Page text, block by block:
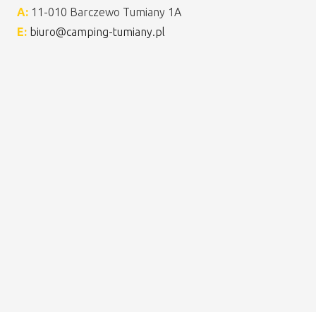
A: 11-010 Barczewo Tumiany 1A
E: biuro@camping-tumiany.pl